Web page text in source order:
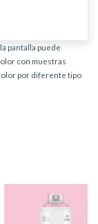
pantalla puede
con muestras
por diferente tipo